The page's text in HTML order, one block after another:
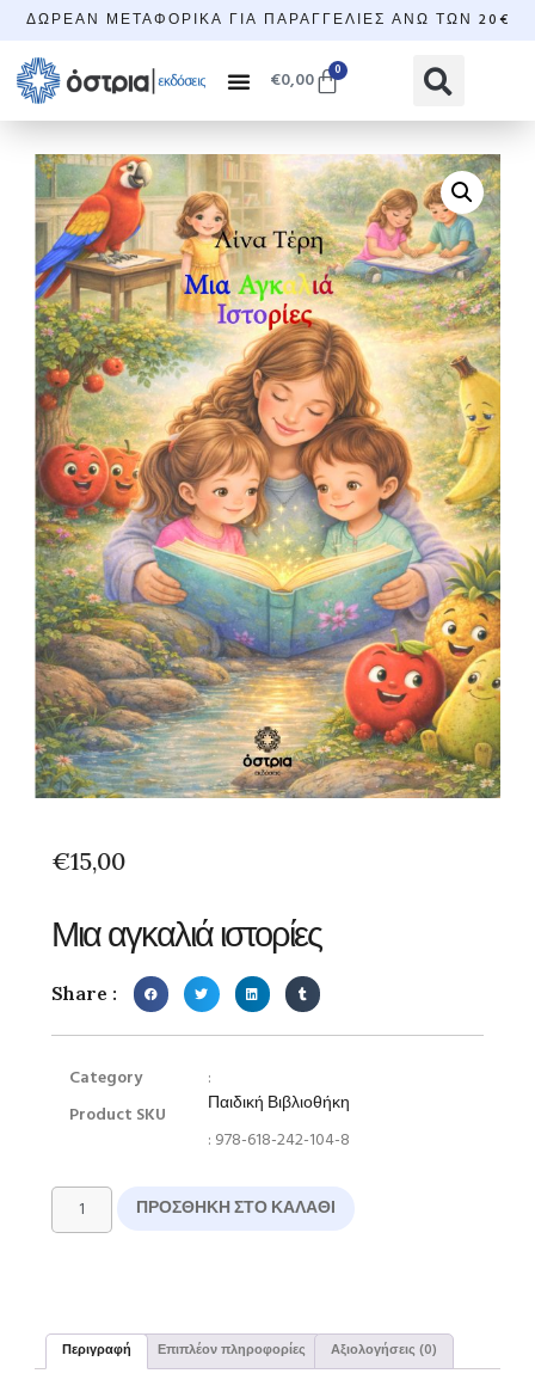
ΔΩΡΕΆΝ ΜΕΤΑΦΟΡΙΚΆ ΓΙΑ ΠΑΡΑΓΓΕΛΊΕΣ ΆΝΩ ΤΩΝ 20€
€0,00 0
€15,00
Μια αγκαλιά ιστορίες
Share :
Category
Product SKU
:
Παιδική Βιβλιοθήκη
: 978-618-242-104-8
ΠΡΟΣΘΉΚΗ ΣΤΟ ΚΑΛΆΘΙ
Περιγραφή Επιπλέον πληροφορίες Αξιολογήσεις (0)